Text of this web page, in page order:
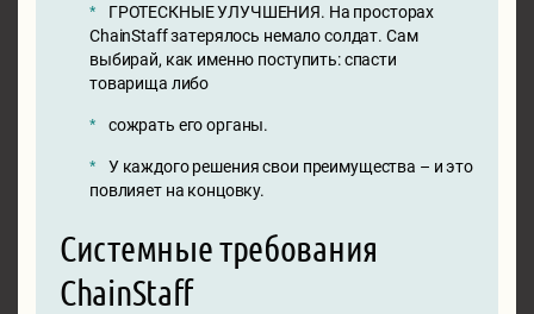
ГРОТЕСКНЫЕ УЛУЧШЕНИЯ. На просторах
ChainStaff затерялось немало солдат. Сам
выбирай, как именно поступить: спасти
товарища либо
сожрать его органы.
У каждого решения свои преимущества – и это
повлияет на концовку.
Системные требования
ChainStaff